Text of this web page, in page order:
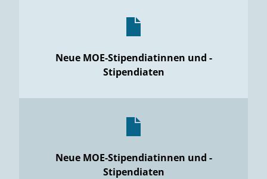
Neue MOE-Stipendiatinnen und -
Stipendiaten
Neue MOE-Stipendiatinnen und -
Stipendiaten